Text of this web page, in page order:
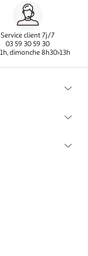
Service client 7j/7
03 59 30 59 30
dimanche 8h30>13h